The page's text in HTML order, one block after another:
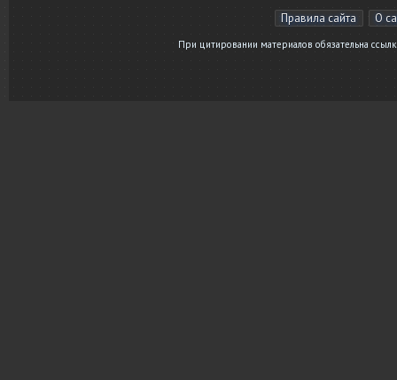
Правила сайта О
При цитировании материалов обязательна